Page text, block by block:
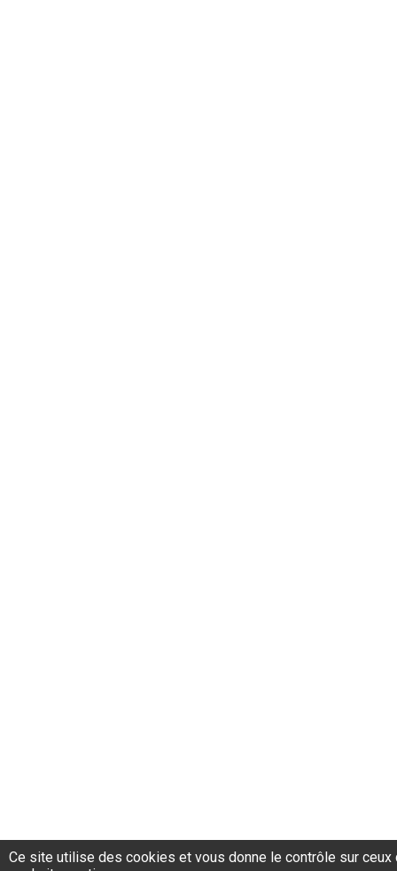
Ce site utilise des cookies et vous donne le contrôle sur ceux